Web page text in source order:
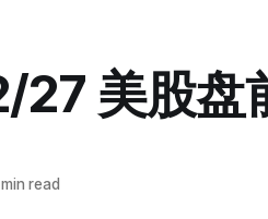
27 美股盘
read